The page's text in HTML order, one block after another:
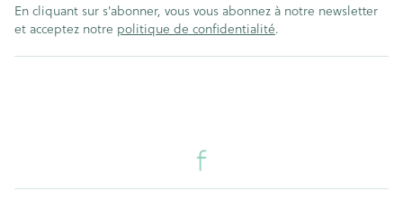
En cliquant sur s'abonner, vous vous abonnez à notre newsletter
et acceptez notre politique de confidentialité.